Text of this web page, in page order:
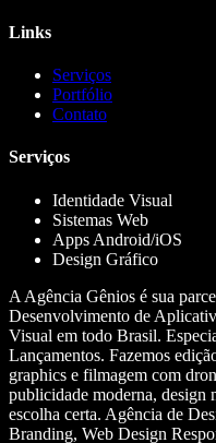
Links
Serviços
Portfólio
Contato
Serviços
Identidade Visual
Sistemas Web
Apps Android/iOS
Design Gráfico
A Agência Gênios é sua
Desenvolvimento de
Visual em todo Brasil.
Lançamentos. Fazemos
graphics e filmagem com
publicidade moderna, design
escolha certa. Agência de
Branding, Web Design